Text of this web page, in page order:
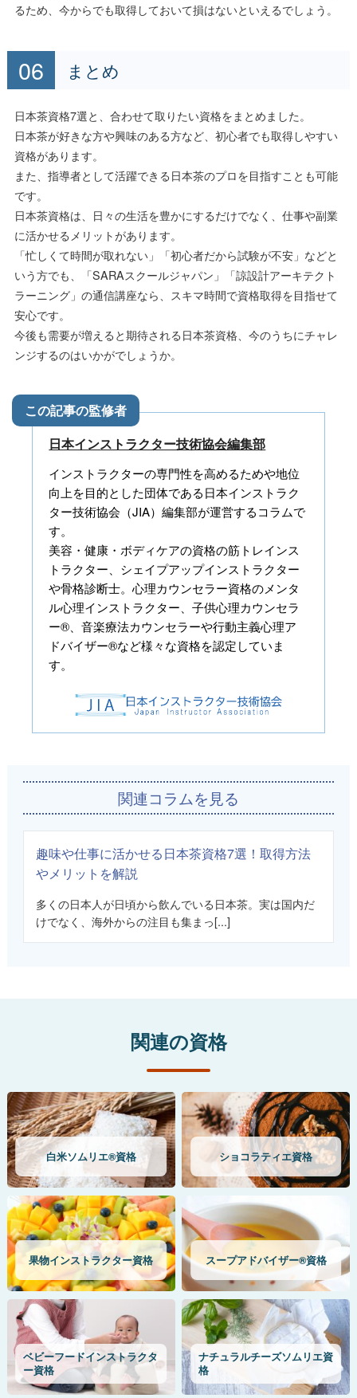
るため、今からでも取得しておいて損はないといえるでしょう。
まとめ
日本茶資格7選と、合わせて取りたい資格をまとめました。
日本茶が好きな方や興味のある方など、初心者でも取得しやすい
資格があります。
また、指導者として活躍できる日本茶のプロを目指すことも可能
です。
日本茶資格は、日々の生活を豊かにするだけでなく、仕事や副業
に活かせるメリットがあります。
「忙しくて時間が取れない」「初心者だから試験が不安」などと
いう方でも、「SARAスクールジャパン」「諒設計アーキテクト
ラーニング」の通信講座なら、スキマ時間で資格取得を目指せて
安心です。
今後も需要が増えると期待される日本茶資格、今のうちにチャレ
ンジするのはいかがでしょうか。
日本インストラクター技術協会編集部
インストラクターの専門性を高めるためや地位
向上を目的とした団体である日本インストラク
ター技術協会（JIA）編集部が運営するコラムで
す。
美容・健康・ボディケアの資格の筋トレインス
トラクター、シェイプアップインストラクター
や骨格診断士。心理カウンセラー資格のメンタ
ル心理インストラクター、子供心理カウンセラ
ー®、音楽療法カウンセラーや行動主義心理ア
ドバイザー®など様々な資格を認定していま
す。
関連コラムを見る
趣味や仕事に活かせる日本茶資格7選！取得方法
やメリットを解説
多くの日本人が日頃から飲んでいる日本茶。実は国内だ
けでなく、海外からの注目も集まっ[...]
関連の資格
白米ソムリエ®資格 ショコラティエ資格
果物インストラクター資格 スープアドバイザー®資格
ベビーフードインストラクタ
ー資格
ナチュラルチーズソムリエ資
格